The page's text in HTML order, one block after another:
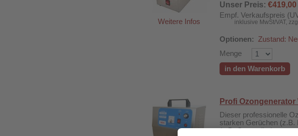
Weitere Infos
Unser Preis: €419,00
Empf. Verkaufspreis
inklusive MwSt/VAT,
Optionen: Zustand:
Menge
in den Warenkorb
Profi Ozongenerator
Dieser professionelle
starken Gerüchen (z.B.
(z.B.